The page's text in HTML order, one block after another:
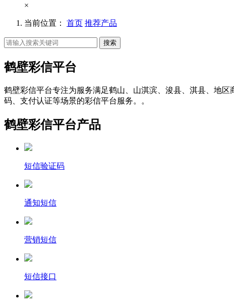
×
当前位置： 首页 推荐产品
搜索
鹤壁彩信平台
鹤壁彩信平台专注为服务满足鹤山、山淇滨、浚县、淇县、地
码、支付认证等场景的彩信平台服务。。
鹤壁彩信平台产品
短信验证码
通知短信
营销短信
短信接口